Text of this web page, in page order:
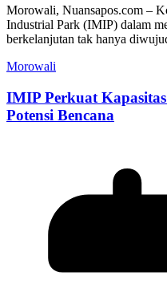
Morowali, Nuansapos.com –
Industrial Park (IMIP) dalam
berkelanjutan tak hanya
Morowali
IMIP Perkuat
Potensi Bencana